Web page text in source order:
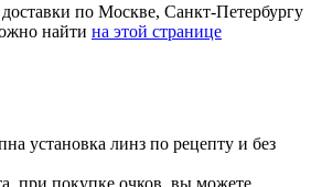
по Москве, Санкт-Петербургу
найти на этой странице
установка линз по рецепту и без
при покупке очков, вы можете